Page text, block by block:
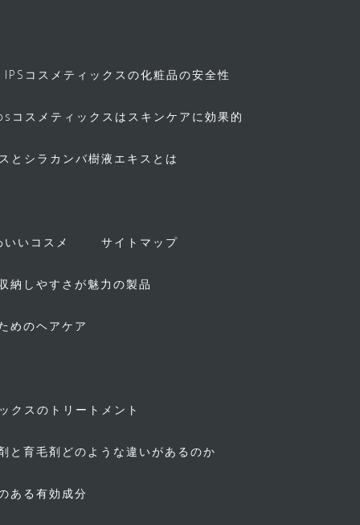
IPSコスメティックスの化粧品の安全性
コスメティックスはスキンケアに効果的
とシラカンバ樹液エキスとは
いいコスメ サイトマップ
納しやすさが魅力の製品
めのヘアケア
クスのトリートメント
と育毛剤どのような違いがあるのか
ある有効成分